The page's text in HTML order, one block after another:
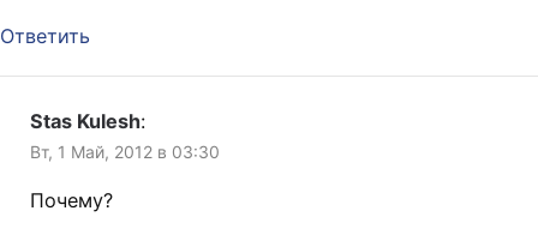
Ответить
Stas Kulesh:
Вт, 1 Май, 2012 в 03:30
Почему?